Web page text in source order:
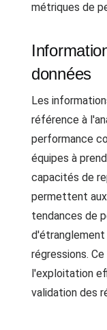
métriques de
données
Les
référence à
performance
équipes à
capacités de
permettent
tendances de
régressions.
l'exploitation
validation des